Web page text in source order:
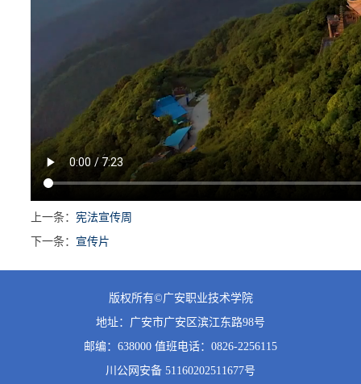
上一条： 宪法宣传周
下一条： 宣传片
版权所有©广安职业技术学院
地址：广安市广安区滨江东路98号
邮编：638000 值班电话：0826-2256115
川公网安备 51160202511677号